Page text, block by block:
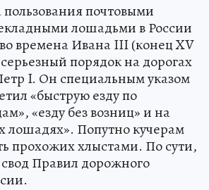
почтовыми
лошадьми в России
времена Ивана III (конец XV
порядок на дорогах
I. Он специальным указом
«быструю езду по
«езду без возниц» и на
лошадях». Попутно кучерам
прохожих хлыстами. По сути,
Правил дорожного